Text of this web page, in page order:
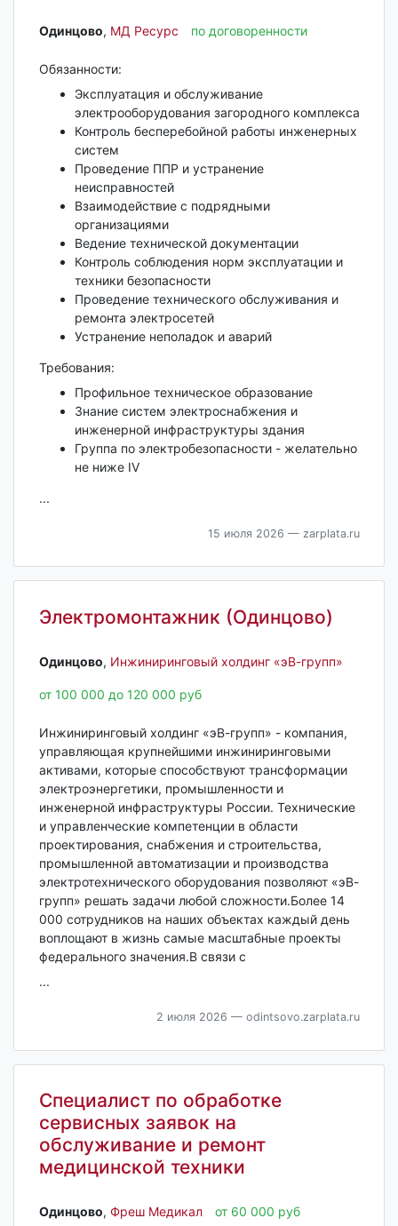
Одинцово‎, МД Ресурс по договоренности
Обязанности:
Эксплуатация и обслуживание
электрооборудования загородного комплекса
Контроль бесперебойной работы инженерных
систем
Проведение ППР и устранение
неисправностей
Взаимодействие с подрядными
организациями
Ведение технической документации
Контроль соблюдения норм эксплуатации и
техники безопасности
Проведение технического обслуживания и
ремонта электросетей
Устранение неполадок и аварий
Требования:
Профильное техническое образование
Знание систем электроснабжения и
инженерной инфраструктуры здания
Группа по электробезопасности - желательно
не ниже IV
...
15 июля 2026 — zarplata.ru
Электромонтажник (Одинцово)
Одинцово‎, Инжиниринговый холдинг «эВ-групп»
от 100 000 до 120 000 руб
Инжиниринговый холдинг «эВ-групп» - компания,
управляющая крупнейшими инжиниринговыми
активами, которые способствуют трансформации
электроэнергетики, промышленности и
инженерной инфраструктуры России. Технические
и управленческие компетенции в области
проектирования, снабжения и строительства,
промышленной автоматизации и производства
электротехнического оборудования позволяют «эВ-
групп» решать задачи любой сложности.Более 14
000 сотрудников на наших объектах каждый день
воплощают в жизнь самые масштабные проекты
федерального значения.В связи с
...
2 июля 2026 — odintsovo.zarplata.ru
Специалист по обработке
сервисных заявок на
обслуживание и ремонт
медицинской техники
Одинцово‎, Фреш Медикал от 60 000 руб